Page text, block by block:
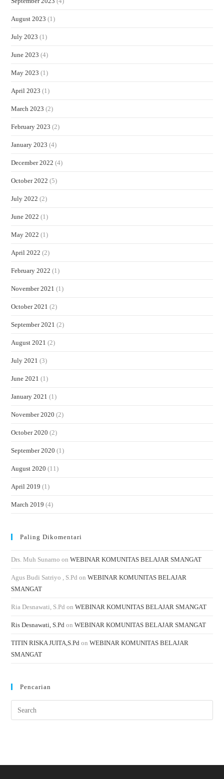
August 2023 (1)
July 2023 (1)
June 2023 (4)
May 2023 (1)
April 2023 (1)
March 2023 (2)
February 2023 (2)
January 2023 (4)
December 2022 (4)
October 2022 (5)
July 2022 (2)
June 2022 (1)
May 2022 (1)
April 2022 (2)
February 2022 (1)
November 2021 (1)
October 2021 (2)
September 2021 (2)
August 2021 (2)
July 2021 (3)
June 2021 (1)
January 2021 (1)
November 2020 (2)
October 2020 (2)
September 2020 (1)
August 2020 (11)
April 2019 (1)
March 2019 (4)
Paling Dikomentari
Drs. Muh Sunarno onWEBINAR KOMUNITAS BELAJAR SMANGAT
Agus Budi Satriyo , S.Pd onWEBINAR KOMUNITAS BELAJAR
SMANGAT
Ria Desnawati, S.Pd onWEBINAR KOMUNITAS BELAJAR SMANGAT
Ris Desnawati, S.Pd onWEBINAR KOMUNITAS BELAJAR SMANGAT
TITIN RISKA JUITA,S.Pd onWEBINAR KOMUNITAS BELAJAR
SMANGAT
Pencarian